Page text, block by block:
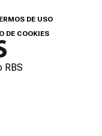
DE USO
DE COOKIES
RBS